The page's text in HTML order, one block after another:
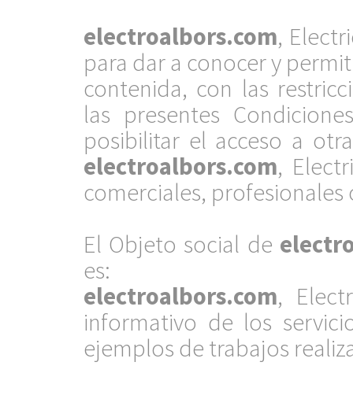
electroalbors.com,
para dar a conocer y
contenida, con las
las presentes
posibilitar el acceso a
electroalbors.com,
comerciales,
El Objeto social de
es:
electroalbors.com,
informativo de los
ejemplos de trabajos